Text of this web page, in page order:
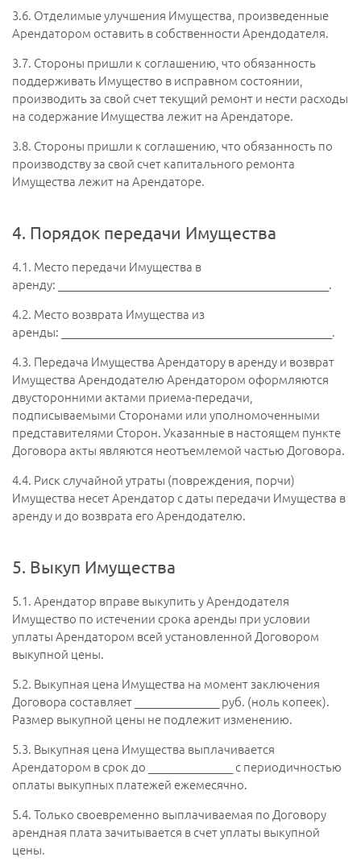
3.6. Отделимые улучшения Имущества, произведенные
Арендатором оставить в собственности Арендодателя.
3.7. Стороны пришли к соглашению, что обязанность
поддерживать Имущество в исправном состоянии,
производить за свой счет текущий ремонт и нести расходы
на содержание Имущества лежит на Арендаторе.
3.8. Стороны пришли к соглашению, что обязанность по
производству за свой счет капитального ремонта
Имущества лежит на Арендаторе.
4. Порядок передачи Имущества
4.1. Место передачи Имущества в
аренду: ________________________________________________.
4.2. Место возврата Имущества из
аренды: ________________________________________________.
4.3. Передача Имущества Арендатору в аренду и возврат
Имущества Арендодателю Арендатором оформляются
двусторонними актами приема-передачи,
подписываемыми Сторонами или уполномоченными
представителями Сторон. Указанные в настоящем пункте
Договора акты являются неотъемлемой частью Договора.
4.4. Риск случайной утраты (повреждения, порчи)
Имущества несет Арендатор с даты передачи Имущества в
аренду и до возврата его Арендодателю.
5. Выкуп Имущества
5.1.Арендатор вправе выкупить у Арендодателя
Имущество по истечении срока аренды при условии
уплаты Арендатором всей установленной Договором
выкупной цены.
5.2. Выкупная цена Имущества на момент заключения
Договора составляет _______________ руб. (ноль копеек).
Размер выкупной цены не подлежит изменению.
5.3. Выкупная цена Имущества выплачивается
Арендатором в срок до _______________ с периодичностью
оплаты выкупных платежей ежемесячно.
5.4.Только своевременно выплачиваемая по Договору
арендная плата зачитывается в счет уплаты выкупной
цены.